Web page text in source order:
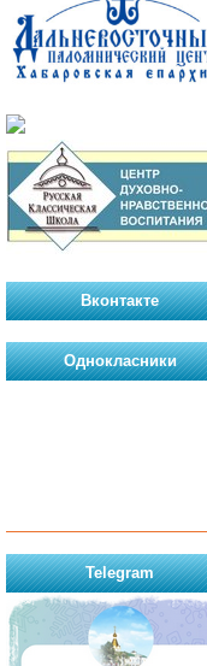
Вконтакте
Однокласники
Telegram